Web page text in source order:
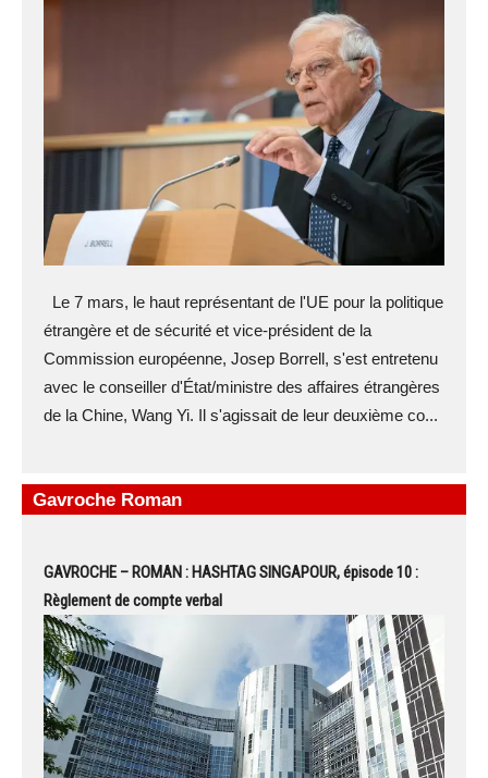
Le 7 mars, le haut représentant de l'UE pour la politique
étrangère et de sécurité et vice-président de la
Commission européenne, Josep Borrell, s'est entretenu
avec le conseiller d'État/ministre des affaires étrangères
de la Chine, Wang Yi. Il s'agissait de leur deuxième co...
Gavroche Roman
GAVROCHE – ROMAN : HASHTAG SINGAPOUR, épisode 10 :
Règlement de compte verbal